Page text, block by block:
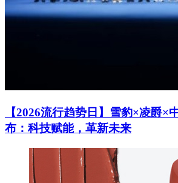
【2026流行趋势日】雪豹×凌爵×
布：科技赋能，革新未来